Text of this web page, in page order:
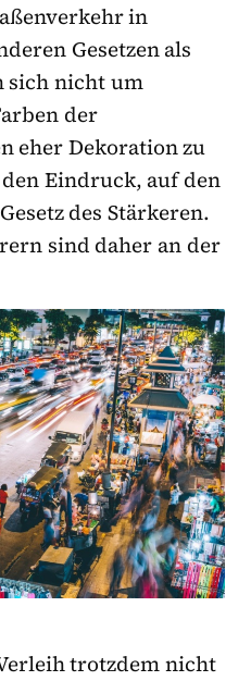
in
Gesetzen als
sich nicht um
der
eher Dekoration zu
Eindruck, auf den
des Stärkeren.
sind daher an der
trotzdem nicht